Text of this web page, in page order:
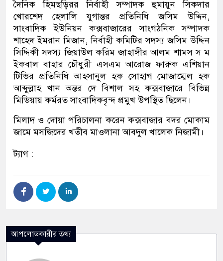
দৈনিক হিমছড়িরর নির্বাহী সম্পাদক হুমায়ুন সিকদার
খোরশেদ হেলালি যুগান্তর প্রতিনিধি জসিম উদ্দিন,
সাংবাদিক ইউনিয়ন কক্সবাজারের সাংগঠনিক সম্পাদক
শাহেদ ইমরান মিজান, নির্বাহী কমিটির সদস্য জসিম উদ্দিন
সিদ্দিকী সদস্য জিয়াউল করিম জাহাঙ্গীর আলম শামস স ম
ইকবাল বাহার চৌধুরী এসএম আরোজ ফারুক এশিয়ান
টিভির প্রতিনিধি আহসানুল হক সোহাগ মোজাম্মেল হক
আব্দুল্লাহ খান অন্তর দে বিশাল সহ কক্সবাজারে বিভিন্ন
মিডিয়ায় কর্মরত সাংবাদিকবৃন্দ প্রমুখ উপস্থিত ছিলেন।
মিলাদ ও দোয়া পরিচালনা করেন কক্সবাজার বদর মোকাম
জামে মসজিদের খতীব মাওলানা আবদুল খালেক নিজামী।
ট্যাগ :
আপলোডকারীর তথ্য